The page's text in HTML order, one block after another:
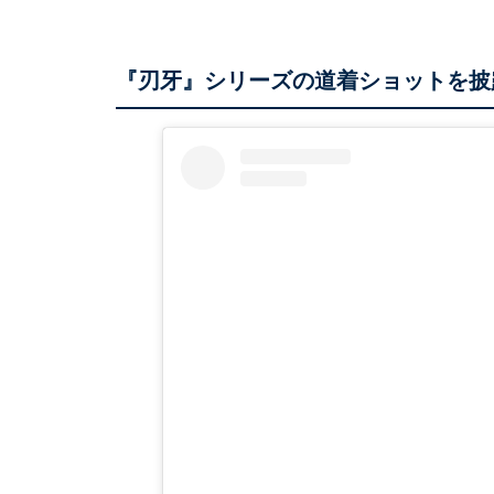
『刃牙』シリーズの道着ショットを